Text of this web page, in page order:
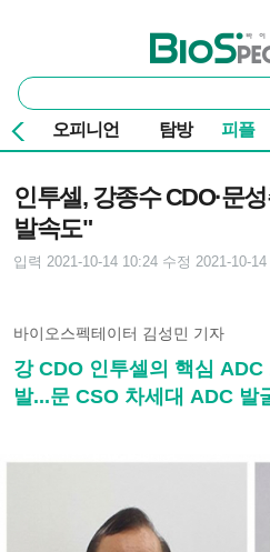
바이오스펙테이
통
합
검
색
오피니언 탐방 피플
인투셀, 강종수 CDO·문
발속도"
입력 2021-10-14 10:24 수정 2021-10-
바이오스펙테이터 김성민 기자
강 CDO 인투셀의 핵심 ADC
발...문 CSO 차세대 ADC 발